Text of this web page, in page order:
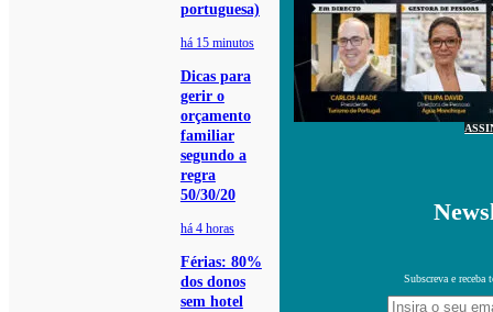
portuguesa)
há 15 minutos
Dicas para
gerir o
orçamento
familiar
segundo a
regra
50/30/20
há 4 horas
Férias: 80%
dos donos
sem hotel
Subscreva e receba